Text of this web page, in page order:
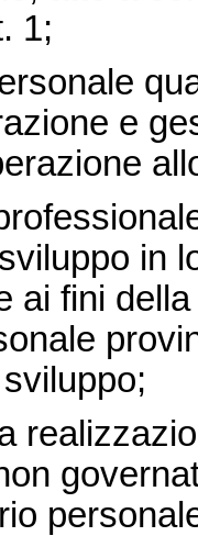
1;
e
in
ai fini